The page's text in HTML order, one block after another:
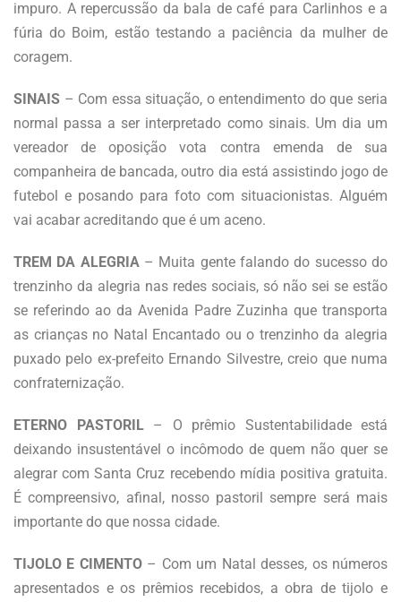
impuro. A repercussão da bala de café para Carlinhos e a
fúria do Boim, estão testando a paciência da mulher de
coragem.
SINAIS – Com essa situação, o entendimento do que seria
normal passa a ser interpretado como sinais. Um dia um
vereador de oposição vota contra emenda de sua
companheira de bancada, outro dia está assistindo jogo de
futebol e posando para foto com situacionistas. Alguém
vai acabar acreditando que é um aceno.
TREM DA ALEGRIA– Muita gente falando do sucesso do
trenzinho da alegria nas redes sociais, só não sei se estão
se referindo ao da Avenida Padre Zuzinha que transporta
as crianças no Natal Encantado ou o trenzinho da alegria
puxado pelo ex-prefeito Ernando Silvestre, creio que numa
confraternização.
ETERNO PASTORIL– O prêmio Sustentabilidade está
deixando insustentável o incômodo de quem não quer se
alegrar com Santa Cruz recebendo mídia positiva gratuita.
É compreensivo, afinal, nosso pastoril sempre será mais
importante do que nossa cidade.
TIJOLO E CIMENTO– Com um Natal desses, os números
apresentados e os prêmios recebidos, a obra de tijolo e